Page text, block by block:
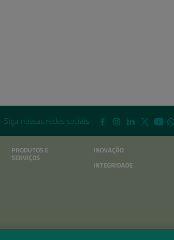
Siga nossas redes sociais
PRODUTOS E
SERVIÇOS
INOVAÇÃO
INTEGRIDADE